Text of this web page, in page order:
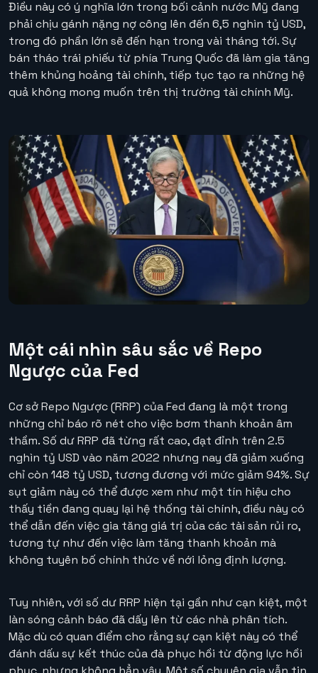
Điều này có ý nghĩa lớn trong bối cảnh nước Mỹ đang
phải chịu gánh nặng nợ công lên đến 6,5 nghìn tỷ USD,
trong đó phần lớn sẽ đến hạn trong vài tháng tới. Sự
bán tháo trái phiếu từ phía Trung Quốc đã làm gia tăng
thêm khủng hoảng tài chính, tiếp tục tạo ra những hệ
quả không mong muốn trên thị trường tài chính Mỹ.
Một cái nhìn sâu sắc về Repo
Ngược của Fed
Cơ sở Repo Ngược (RRP) của Fed đang là một trong
những chỉ báo rõ nét cho việc bơm thanh khoản âm
thầm. Số dư RRP đã từng rất cao, đạt đỉnh trên 2.5
nghìn tỷ USD vào năm 2022 nhưng nay đã giảm xuống
chỉ còn 148 tỷ USD, tương đương với mức giảm 94%. Sự
sụt giảm này có thể được xem như một tín hiệu cho
thấy tiền đang quay lại hệ thống tài chính, điều này có
thể dẫn đến việc gia tăng giá trị của các tài sản rủi ro,
tương tự như đến việc làm tăng thanh khoản mà
không tuyên bố chính thức về nới lỏng định lượng.
Tuy nhiên, với số dư RRP hiện tại gần như cạn kiệt, một
làn sóng cảnh báo đã dấy lên từ các nhà phân tích.
Mặc dù có quan điểm cho rằng sự cạn kiệt này có thể
đánh dấu sự kết thúc của đà phục hồi từ động lực hồi